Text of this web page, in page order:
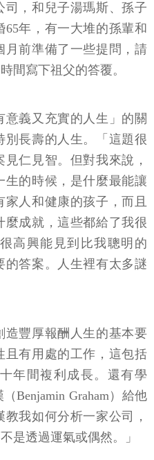
司，和兒子湯瑪斯、孫子
年，有一大堆的孫輩和
月前準備了一些提問，請
間寫下祖父的答覆。
義又充實的人生」的關
長壽的人生。「這題很
仁見智。但對我來說，
生的時候，是什麼最能讓
人和健康的孩子，而且
成就，這些都給了我很
高興能見到比我聰明的
的答案。人生裡有太多謎
造豐厚報酬人生的基本要
且有用處的工作，這包括
年間複利成長。還有學
Benjamin Graham）給他
我如何分析一家公司，
是透過運氣或偶然。」